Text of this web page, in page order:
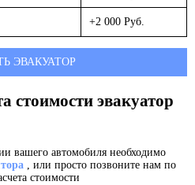
+2 000 Руб.
ЭВАКУАТОР
стоимости эвакуатор
вашего автомобиля необходимо
, или просто позвоните нам по
стоимости